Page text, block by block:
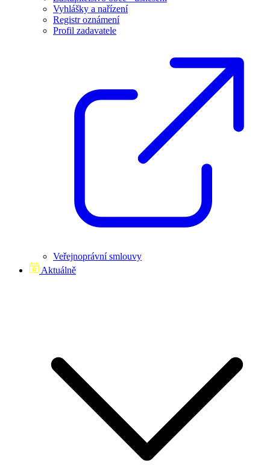
Vyhlášky a nařízení
Registr oznámení
Profil zadavatele
Veřejnoprávní smlouvy
Aktuálně